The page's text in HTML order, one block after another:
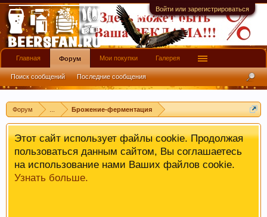
Войти или зарегистрироваться
Форум Брожение-ферментация
имеют информационной ценности! СПАСИБО
Этот сайт использует файлы cookie. Продолжая
пользоваться данным сайтом, Вы соглашаетесь
на использование нами Ваших файлов cookie.
Узнать больше.
Главная Форум
Поиск сообщений Последние сообщения
Мои покупки Галерея